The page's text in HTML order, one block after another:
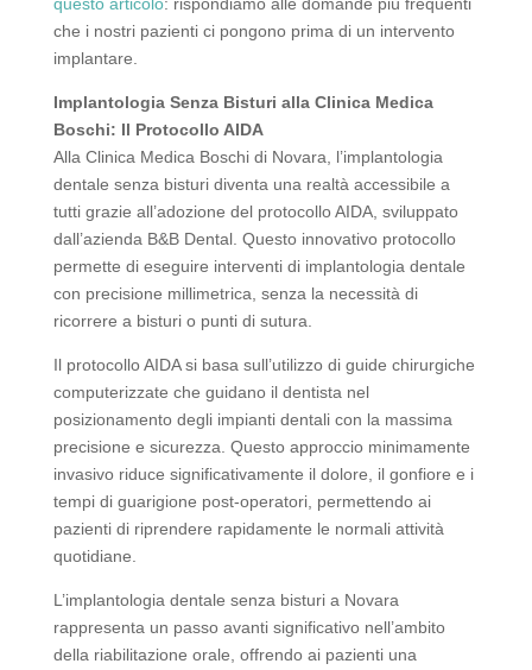
che i nostri pazienti ci pongono prima di un intervento
implantare.
Implantologia Senza Bisturi alla Clinica Medica
Boschi: Il Protocollo AIDA
Alla Clinica Medica Boschi di Novara, l’implantologia
dentale senza bisturi diventa una realtà accessibile a
tutti grazie all’adozione del protocollo AIDA, sviluppato
dall’azienda B&B Dental. Questo innovativo protocollo
permette di eseguire interventi di implantologia dentale
con precisione millimetrica, senza la necessità di
ricorrere a bisturi o punti di sutura.
Il protocollo AIDA si basa sull’utilizzo di guide chirurgiche
computerizzate che guidano il dentista nel
posizionamento degli impianti dentali con la massima
precisione e sicurezza. Questo approccio minimamente
invasivo riduce significativamente il dolore, il gonfiore e i
tempi di guarigione post-operatori, permettendo ai
pazienti di riprendere rapidamente le normali attività
quotidiane.
L’implantologia dentale senza bisturi a Novara
rappresenta un passo avanti significativo nell’ambito
della riabilitazione orale, offrendo ai pazienti una